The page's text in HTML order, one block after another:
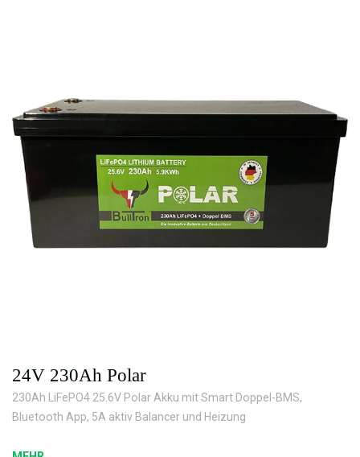
24V 230Ah Polar
230Ah LiFePO4 25.6V Polar Akku mit Smart Doppel-BMS,
Bluetooth App, 5A aktiv Balancer und Heizung